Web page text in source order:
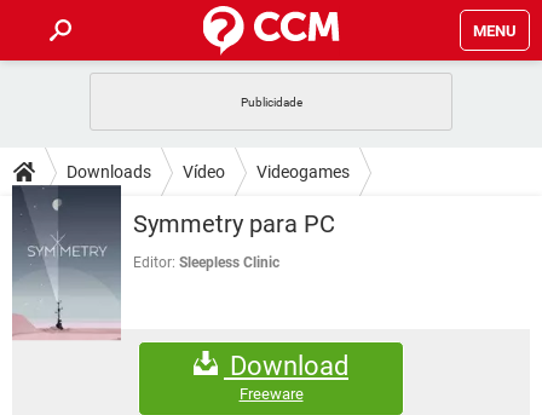
MENU
CELULAR FACEBOOK
EXCEL
INSTAGRAM
GUIA DE COMPRAS
DICAS
JOGOS WHATSAPP
CELULAR
OUTLOOK
INSTAGRAM
DOWNLOADS
JOGOS
CELULAR
OUTLOOK EXCEL
GMAIL
FÓRUM
JOGOS
FACEBOOK
EXCEL
GLOSSÁRIO
WHATSAPP
Downloads Vídeo Videogames
Symmetry para PC
Editor: Sleepless Clinic
Download
Freeware